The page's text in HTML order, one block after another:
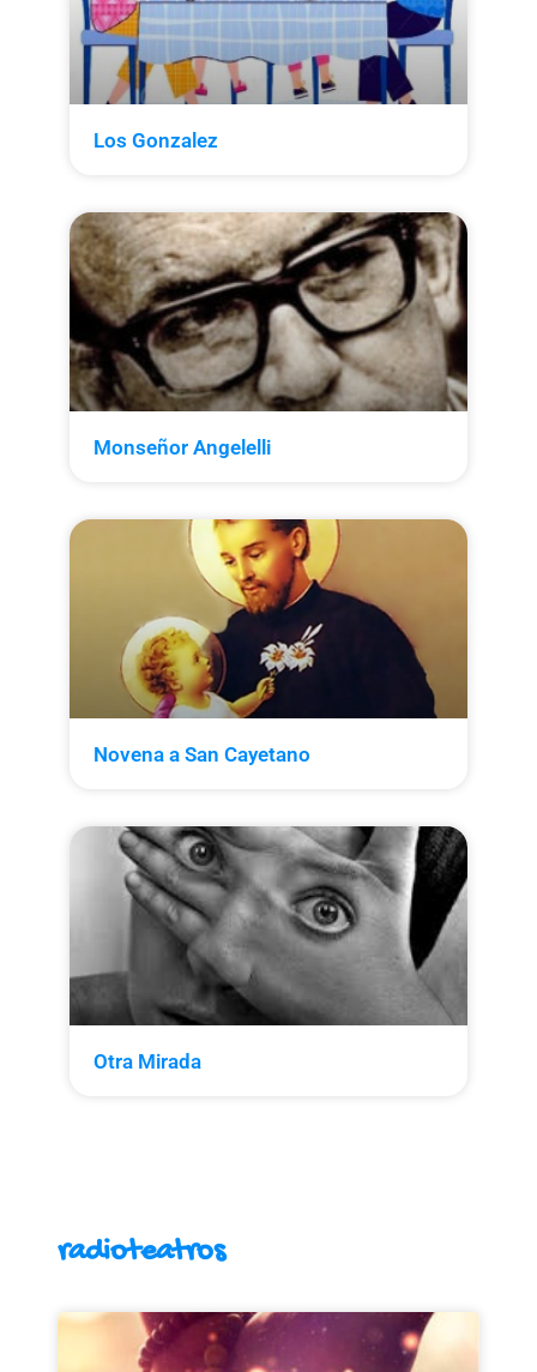
Los Gonzalez
Monseñor Angelelli
Novena a San Cayetano
Otra Mirada
radioteatros